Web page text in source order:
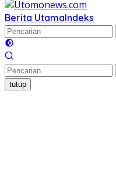
Berita UtamaIndeks
tutup